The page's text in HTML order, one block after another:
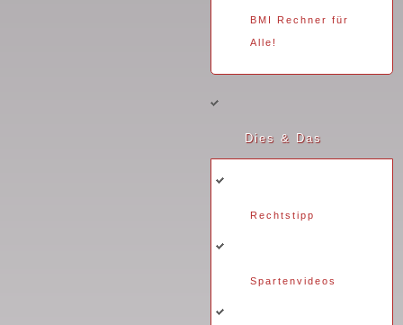
BMI Rechner für
Alle!
Dies & Das
Rechtstipp
Spartenvideos